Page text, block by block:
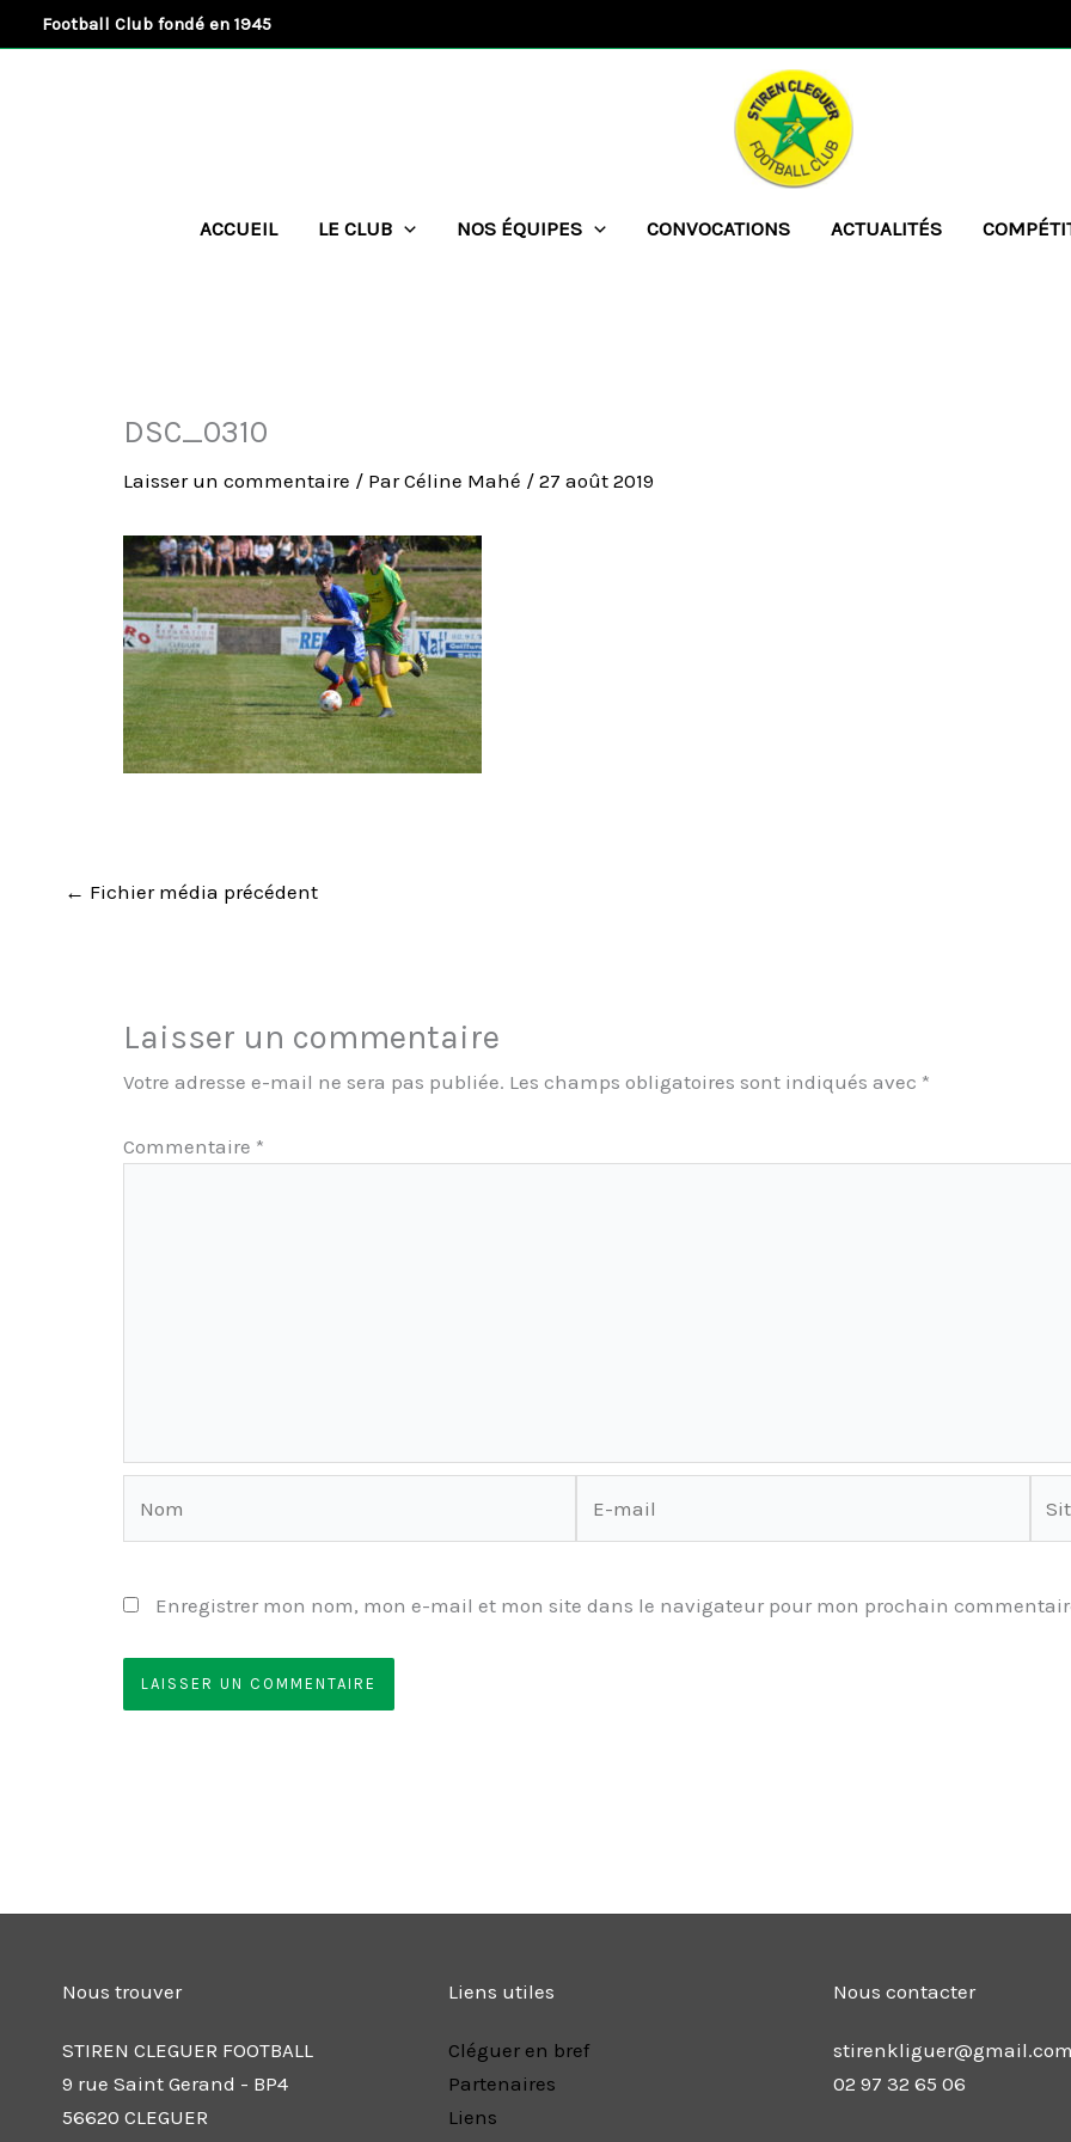
au
Football Club fondé en 1945
ACCUEIL LE CLUB NOS ÉQUIPES CONVOCATIONS ACTUALITÉS
DSC_0310
Laisser un commentaire / ParCéline Mahé / 27 août 2019
← Fichier média précédent
Laisser un commentaire
Votre adresse e-mail ne sera pas publiée. Les champs obligatoires sont indiqués avec *
Commentaire *
Enregistrer mon nom, mon e-mail et mon site dans le navigateur pour mon prochain
Nous trouver
STIREN CLEGUER FOOTBALL
9 rue Saint Gerand - BP4
56620 CLEGUER
Liens utiles
Cléguer en bref
Partenaires
Liens
Nous contacter
02 97 32 65 06